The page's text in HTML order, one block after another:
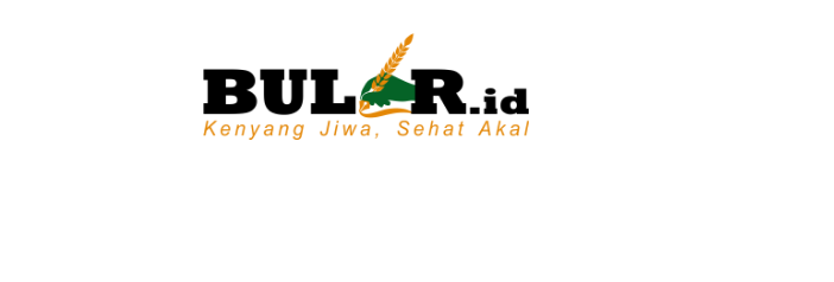
BULIR.ID
Kenyang
Jiwa,
Sehat